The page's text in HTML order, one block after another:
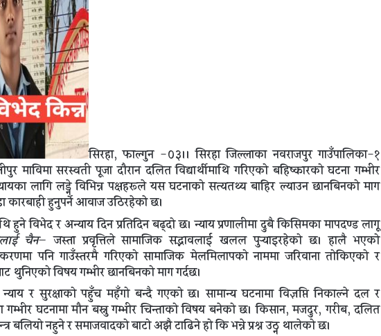
सिरहा, फाल्गुन -०३।। सिरहा जिल्लाका नवराजपुर गाउँपालिका-१
माविमा सरस्वती पूजा दौरान दलित विद्यार्थीमाथि गरिएको बहिष्कारको घटना गम्भीर
लागि लड्ने विभिन्न पक्षहरूले यस घटनाको सत्यतथ्य बाहिर ल्याउन छानबिनको माग
कारबाही हुनुपर्ने आवाज उठिरहेकाे छ।
हुने विभेद र अन्याय दिन प्रतिदिन बढ्दो छ। न्याय प्रणालीमा दुबै किसिमका मापदण्ड लागू
चैन— जस्ता प्रवृत्तिले सामाजिक सद्भावलाई खलल पुर्‍याइरहेको छ। हालै भएको
पनि गाउँस्तरमै गरिएको सामाजिक मेलमिलापको नाममा जरिवाना तोकिएको र
थुनिएको विषय गम्भीर छानबिनको माग गर्दछ।
र सुरक्षाको पहुँच महँगो बन्दै गएको छ। सामान्य घटनामा विज्ञप्ति निकाल्ने दल र
घटनामा मौन बस्नु गम्भीर चिन्ताको विषय बनेको छ। किसान, मजदुर, गरीब, दलित
बलियो नहुने र समाजवादको बाटो अझै टाढिने हो कि भन्ने प्रश्न उठ्न थालेको छ।